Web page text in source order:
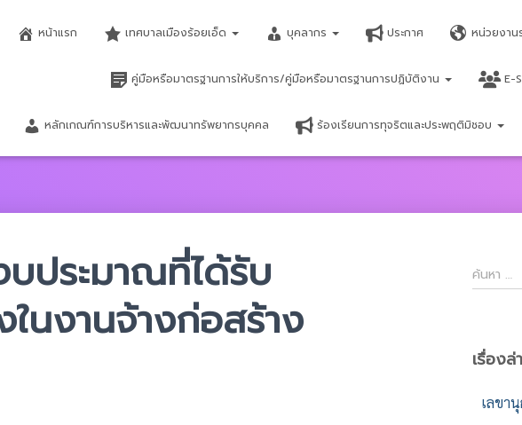
หน้าแรก เทศบาลเมืองร้อยเอ็ด บุคลากร ประกาศ หน่วยงาน
คู่มือหรือมาตรฐานการให้บริการ/คู่มือหรือมาตรฐานการปฏิบัติงาน E-
หลักเกณฑ์การบริหารและพัฒนาทรัพยากรบุคคล ร้องเรียนการทุจริตและประพฤติมิชอบ
ประมาณที่ได้รับ
ในงานจ้างก่อสร้าง
ค้
น
สำ
ค้นหา …
เรื่องล่
เลขา